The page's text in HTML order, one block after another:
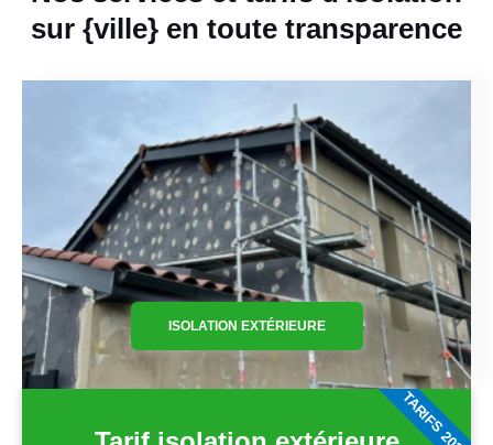
sur {ville} en toute transparence
ISOLATION EXTÉRIEURE
TARIFS 2026